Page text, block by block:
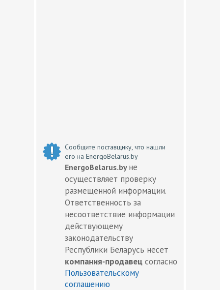
Сообщите поставщику, что нашли
его на EnergoBelarus.by
EnergoBelarus.by не
осуществляет проверку
размещенной информации.
Ответственность за
несоответствие информации
действующему
законодательству
Республики Беларусь несет
компания-продавец согласно
Пользовательскому
соглашению